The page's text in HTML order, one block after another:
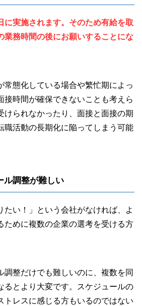
に実施されます。そのため有給を取
業務時間の後にお願いすることにな
常態化している場合や繁忙期によっ
接時間が確保できないことも考えら
けられなかったり、面接と面接の期
職活動の長期化に陥ってしまう可能
ル調整が難しい
たい！」という会社がなければ、よ
ために複数の企業の選考を受ける方
調整だけでも難しいのに、複数を同
るとより大変です。スケジュールの
トレスに感じる方もいるのではない